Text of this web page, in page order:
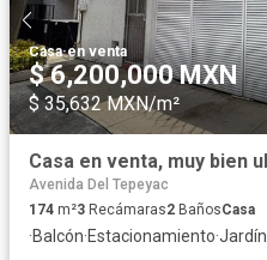
Casa·en venta
$ 6,200,000 MXN
$ 35,632 MXN/m²
Avenida Del Tepeyac
174 m²3 Recámaras2 BañosCasa
·Balcón·Estacionamiento·Jardín